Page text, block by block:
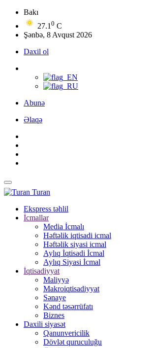
Bakı
27.1 0 C
Şənbə, 8 Avqust 2026
Daxil ol
Abunə
Əlaqə
Turan
Ekspress təhlil
İcmallar
Media İcmalı
Həftəlik iqtisadi icmal
Həftəlik siyasi icmal
Aylıq İqtisadi İcmal
Aylıq Siyasi İcmal
İqtisadiyyat
Maliyyə
Makroiqtisadiyyat
Sənaye
Kənd təsərrüfatı
Biznes
Daxili siyasət
Qanunvericilik
Dövlət quruculuğu